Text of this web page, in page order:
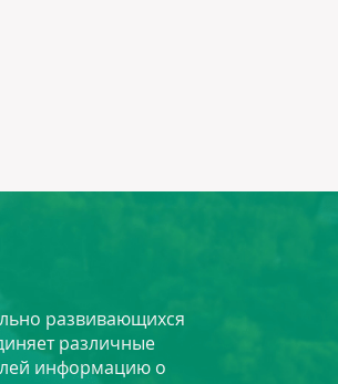
развивающихся
различные
информацию о